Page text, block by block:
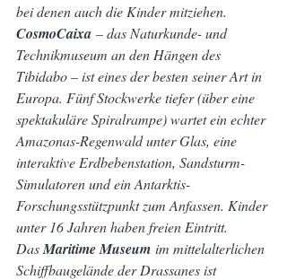
bei denen auch die Kinder mitziehen.
CosmoCaixa – das Naturkunde- und
Technikmuseum an den Hängen des
Tibidabo – ist eines der besten seiner Art in
Europa. Fünf Stockwerke tiefer (über eine
spektakuläre Spiralrampe) wartet ein echter
Amazonas-Regenwald unter Glas, eine
interaktive Erdbebenstation, Sandsturm-
Simulatoren und ein Antarktis-
Forschungsstützpunkt zum Anfassen. Kinder
unter 16 Jahren haben freien Eintritt.
Das Maritime Museum im mittelalterlichen
Schiffbaugelände der Drassanes ist